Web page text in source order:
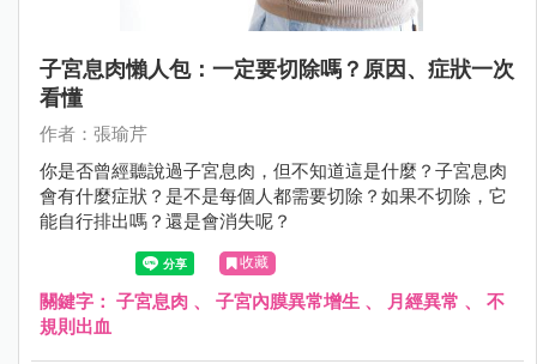
子宮息肉懶人包：一定要切除嗎？原因、症狀一次
看懂
作者：張瑜芹
你是否曾經聽說過子宮息肉，但不知道這是什麼？子宮息肉
會有什麼症狀？是不是每個人都需要切除？如果不切除，它
能自行排出嗎？還是會消失呢？
收藏
關鍵字： 子宮息肉 、 子宮內膜異常增生 、 月經異常 、 不
規則出血